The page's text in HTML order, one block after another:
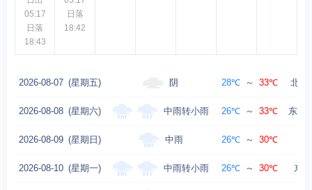
05:17
日落
18:43
日落
18:42
2026-08-07 (星期五) 阴 28℃ ～ 33℃ 北风
2026-08-08 (星期六) 中雨转小雨 26℃ ～ 33℃ 东北
2026-08-09 (星期日) 中雨 26℃ ～ 30℃
2026-08-10 (星期一) 中雨转小雨 26℃ ～ 30℃ 东